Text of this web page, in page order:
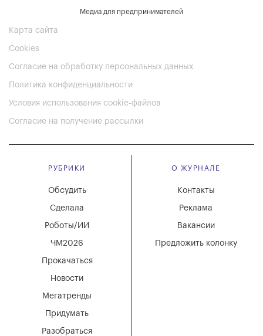
Медиа для предпринимателей
Карта сайта
Cookies
Согласие на обработку персональных данных
Политика конфиденциальности
Условия использования cookie-файлов
Согласие на получение рассылки
РУБРИКИ
Мегатренды
Придумать
Разобраться
Новости
Обсудить
Сделала
Роботы/ИИ
ЧМ2026
Прокачаться
О ЖУРНАЛЕ
Вакансии
Реклама
Контакты
Предложить колонку